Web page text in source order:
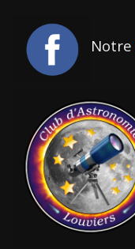
Notre